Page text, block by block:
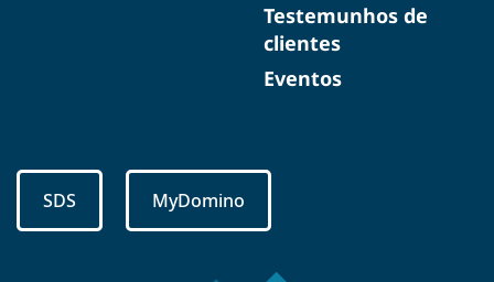
Testemunhos de
clientes
Eventos
SDS MyDomino